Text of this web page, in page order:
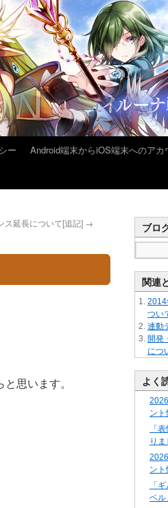
ー
Android端末からiOS端末へのア
ス延長について[追記] →
思います。
ブロ
関連
2014
つい
連動
開発
につ
よく
ント
「
り
ント
「
ベル